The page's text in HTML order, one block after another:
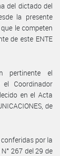
del dictado del
la presente
le competen
de este ENTE
pertinente el
Coordinador
en el Acta
de
por la
267 del 29 de